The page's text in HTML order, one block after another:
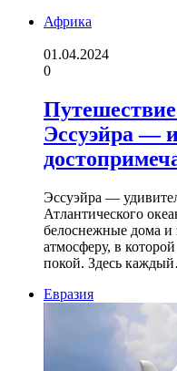
Африка
01.04.2024
0
Эссуэйра —
Эссуэйра —
Атлантического
белоснежные дома и
атмосферу, в
покой. Здесь
Евразия